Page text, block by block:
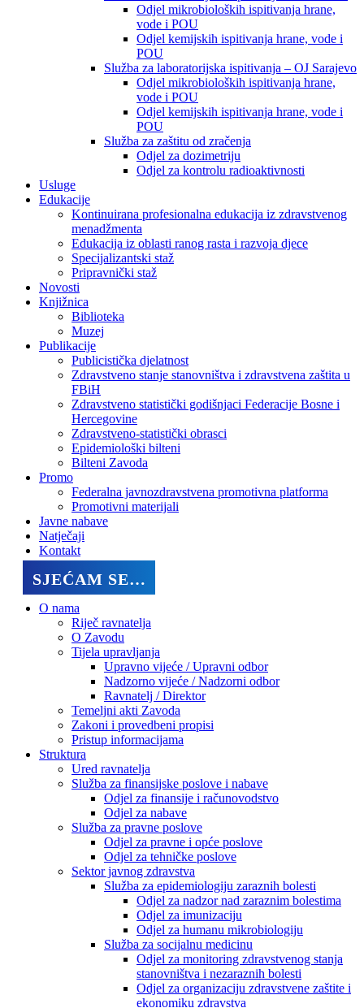
Odjel mikrobioloških ispitivanja hrane,
vode i POU
Odjel kemijskih ispitivanja hrane, vode i
POU
Služba za laboratorijska ispitivanja – OJ Sarajevo
Odjel mikrobioloških ispitivanja hrane,
vode i POU
Odjel kemijskih ispitivanja hrane, vode i
POU
Služba za zaštitu od zračenja
Odjel za dozimetriju
Odjel za kontrolu radioaktivnosti
Usluge
Edukacije
Kontinuirana profesionalna edukacija iz zdravstvenog
menadžmenta
Edukacija iz oblasti ranog rasta i razvoja djece
Specijalizantski staž
Pripravnički staž
Novosti
Knjižnica
Biblioteka
Muzej
Publikacije
Publicistička djelatnost
Zdravstveno stanje stanovništva i zdravstvena zaštita u
FBiH
Zdravstveno statistički godišnjaci Federacije Bosne i
Hercegovine
Zdravstveno-statistički obrasci
Epidemiološki bilteni
Bilteni Zavoda
Promo
Federalna javnozdravstvena promotivna platforma
Promotivni materijali
Javne nabave
Natječaji
Kontakt
SJEĆAM SE…
O nama
Riječ ravnatelja
O Zavodu
Tijela upravljanja
Upravno vijeće / Upravni odbor
Nadzorno vijeće / Nadzorni odbor
Ravnatelj / Direktor
Temeljni akti Zavoda
Zakoni i provedbeni propisi
Pristup informacijama
Struktura
Ured ravnatelja
Služba za finansijske poslove i nabave
Odjel za finansije i računovodstvo
Odjel za nabave
Služba za pravne poslove
Odjel za pravne i opće poslove
Odjel za tehničke poslove
Sektor javnog zdravstva
Služba za epidemiologiju zaraznih bolesti
Odjel za nadzor nad zaraznim bolestima
Odjel za imunizaciju
Odjel za humanu mikrobiologiju
Služba za socijalnu medicinu
Odjel za monitoring zdravstvenog stanja
stanovništva i nezaraznih bolesti
Odjel za organizaciju zdravstvene zaštite i
ekonomiku zdravstva